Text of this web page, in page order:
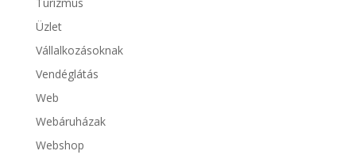
Üzlet
Vállalkozásoknak
Vendéglátás
Web
Webáruházak
Webshop